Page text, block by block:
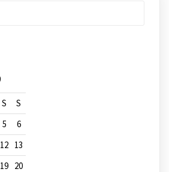
S
S
5
6
12 13
19 20